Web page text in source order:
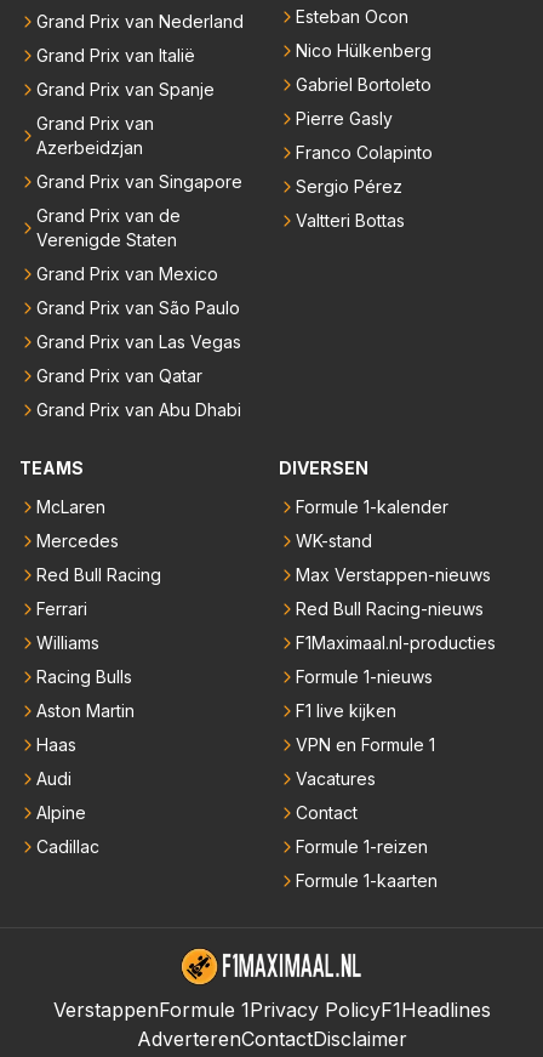
Grand Prix van Nederland
Grand Prix van Italië
Grand Prix van Spanje
Grand Prix van
Azerbeidzjan
Grand Prix van Singapore
Grand Prix van de
Verenigde Staten
Grand Prix van Mexico
Grand Prix van São Paulo
Grand Prix van Las Vegas
Grand Prix van Qatar
Grand Prix van Abu Dhabi
Esteban Ocon
Nico Hülkenberg
Gabriel Bortoleto
Pierre Gasly
Franco Colapinto
Sergio Pérez
Valtteri Bottas
TEAMS
McLaren
Mercedes
Red Bull Racing
Ferrari
Williams
Racing Bulls
Aston Martin
Haas
Audi
Alpine
Cadillac
DIVERSEN
Formule 1-kalender
WK-stand
Max Verstappen-nieuws
Red Bull Racing-nieuws
F1Maximaal.nl-producties
Formule 1-nieuws
F1 live kijken
VPN en Formule 1
Vacatures
Contact
Formule 1-reizen
Formule 1-kaarten
VerstappenFormule 1Privacy PolicyF1Headlines
AdverterenContactDisclaimer